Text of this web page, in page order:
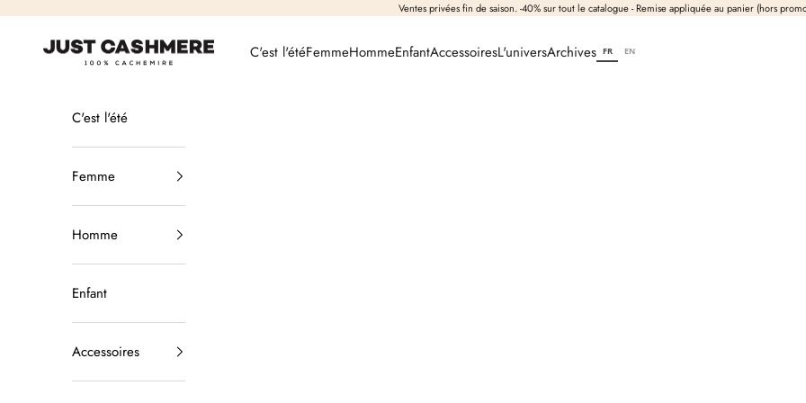
Ventes privées fin de saison. -40% sur tout le catalogue - Remise appliquée au panier (hors
Just Cashmere C'est l'étéFemmeHommeEnfantAccessoiresL'universArchives FR EN
C'est l'été
Femme
Homme
Enfant
Accessoires